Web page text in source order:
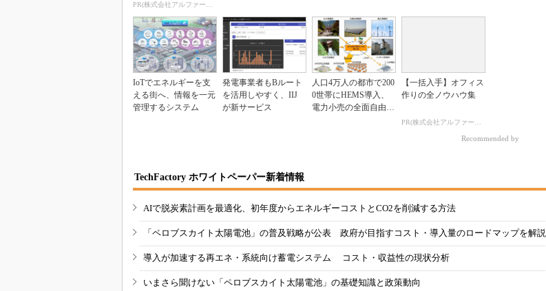
PR(株式会社アルファーテクノ)
IoTでエネルギーを支
える街へ、情報を一元
管理するシステム
発電事業者もBルート
を活用しやすく、IIJ
が新サービス
人口4万人の都市で200
0世帯にHEMS導入、
電力小売の全面自由化
【一括入手】オフィス
作りの全ノウハウ集
PR(株式会社アルファーテクノ)
Recommended by
TechFactory ホワイトペーパー新着情報
AIで脱炭素計画を最適化、初年度からエネルギーコストとCO2を削減する方法
「ペロブスカイト太陽電池」の普及戦略が公表 政府が目指すコスト・導入量のロードマップを解説
導入が加速する再エネ・系統向け蓄電システム コスト・収益性の現状分析
いまさら聞けない「ペロブスカイト太陽電池」の基礎知識と政策動向